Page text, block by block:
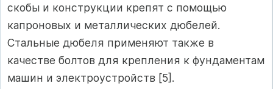
скобы и конструкции крепят с помощью
капроновых и металлических дюбелей.
Стальные дюбеля применяют также в
качестве болтов для крепления к фундаментам
машин и электроустройств [5].